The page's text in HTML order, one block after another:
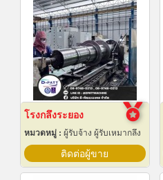
โรงกลึงระยอง
หมวดหมู่ : ผู้รับจ้าง ผู้รับเหมากลึง
ติดต่อผู้ขาย